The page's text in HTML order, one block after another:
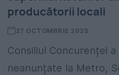
producătorii locali
27 OCTOMBRIE 2025
Consiliul Concurenței
neanunțate la Metro,